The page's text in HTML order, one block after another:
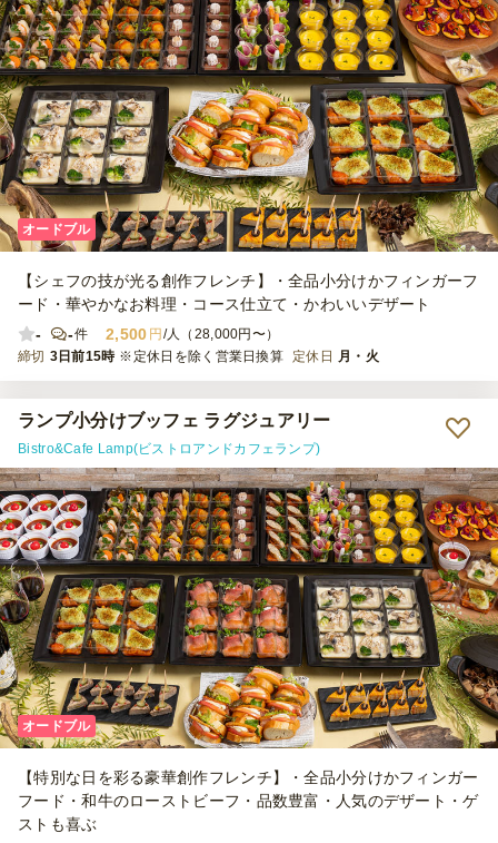
オードブル
【シェフの技が光る創作フレンチ】・全品小分けかフィンガーフ
ード・華やかなお料理・コース仕立て・かわいいデザート
-
-件 2,500 円 /人（28,000円〜）
締切 3日前15時 ※定休日を除く営業日換算 定休日 月・火
ランプ小分けブッフェ ラグジュアリー
Bistro&Cafe Lamp(ビストロアンドカフェランプ)
オードブル
【特別な日を彩る豪華創作フレンチ】・全品小分けかフィンガー
フード・和牛のローストビーフ・品数豊富・人気のデザート・ゲ
ストも喜ぶ